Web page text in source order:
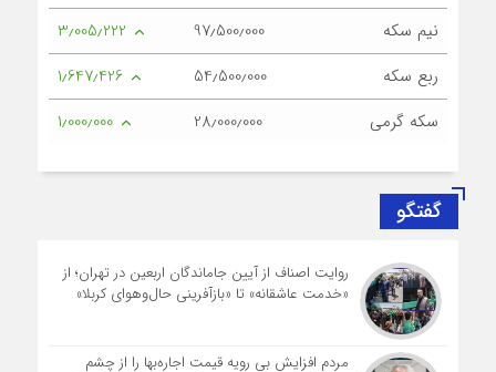
نیم سکه
97٫500٫000
3٫005٫222
ربع سکه
54٫500٫000
1٫647٫426
سکه گرمی
28٫000٫000 1٫000٫000
گفتگو
روایت اصناف از آیین جاماندگان اربعین در تهران؛ از
«خدمت عاشقانه» تا «بازآفرینی حال‌وهوای کربلا»
مردم افزایش بی رویه قیمت اجاره‌بها را از چشم